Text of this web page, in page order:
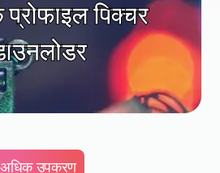
पिक्चर
अधिक उपकरण